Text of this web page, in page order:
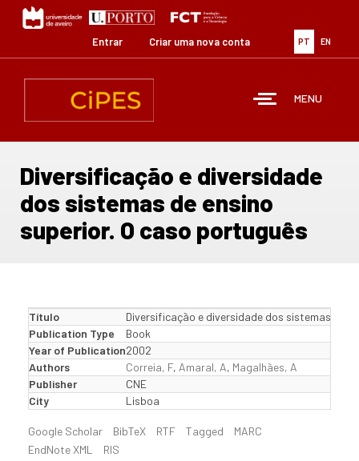
Passar
para
conteúdo
PT EN
Entrar Criar uma nova conta
MENU
Diversificação e diversidade
dos sistemas de ensino
superior. O caso português
Título
Diversificação e diversidade dos sistemas de
Publication Type
Book
Year of Publication2002
Authors
Correia, F, Amaral, A, Magalhães, A
Publisher
CNE
City
Lisboa
Google Scholar BibTeX RTF Tagged
MARC
EndNote XML
RIS